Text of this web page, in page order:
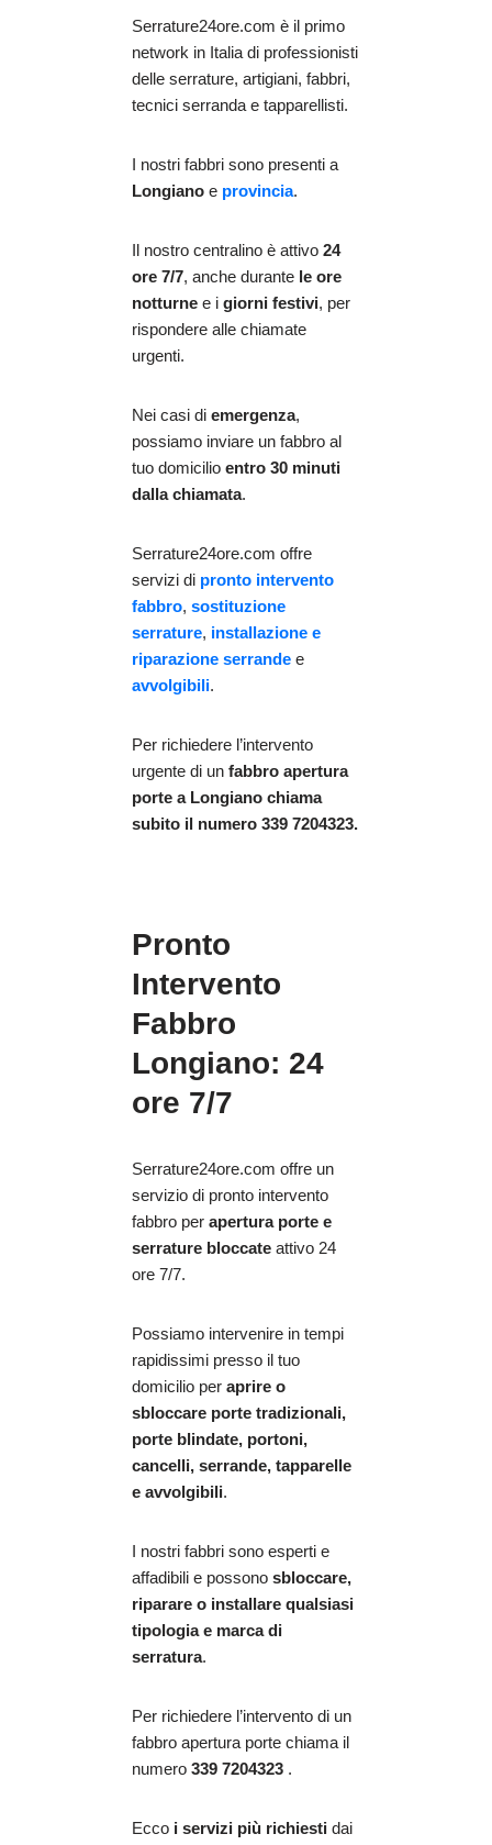
Serrature24ore.com è il primo
network in Italia di professionisti
delle serrature, artigiani, fabbri,
tecnici serranda e tapparellisti.
I nostri fabbri sono presenti a
Longiano e provincia.
Il nostro centralino è attivo 24
ore 7/7, anche durante le ore
notturne e i giorni festivi, per
rispondere alle chiamate
urgenti.
Nei casi di emergenza,
possiamo inviare un fabbro al
tuo domicilio entro 30 minuti
dalla chiamata.
Serrature24ore.com offre
servizi di pronto intervento
fabbro, sostituzione
serrature, installazione e
riparazione serrande e
avvolgibili.
Per richiedere l’intervento
urgente di un fabbro apertura
porte a Longiano chiama
subito il numero 339 7204323.
Pronto
Intervento
Fabbro
Longiano: 24
ore 7/7
Serrature24ore.com offre un
servizio di pronto intervento
fabbro per apertura porte e
serrature bloccate attivo 24
ore 7/7.
Possiamo intervenire in tempi
rapidissimi presso il tuo
domicilio per aprire o
sbloccare porte tradizionali,
porte blindate, portoni,
cancelli, serrande, tapparelle
e avvolgibili.
I nostri fabbri sono esperti e
affadibili e possono sbloccare,
riparare o installare qualsiasi
tipologia e marca di
serratura.
Per richiedere l’intervento di un
fabbro apertura porte chiama il
numero 339 7204323 .
Ecco i servizi più richiesti dai